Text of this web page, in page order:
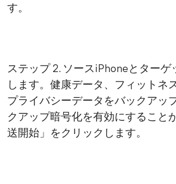
す。
ステップ 2. ソースiPhoneとター
します。健康データ、フィットネ
プライバシーデータをバックアッ
クアップ暗号化を有効にすること
送開始」をクリックします。